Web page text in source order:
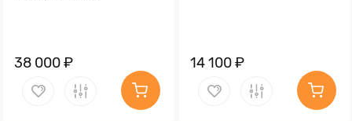
38 000 ₽ 14 100 ₽